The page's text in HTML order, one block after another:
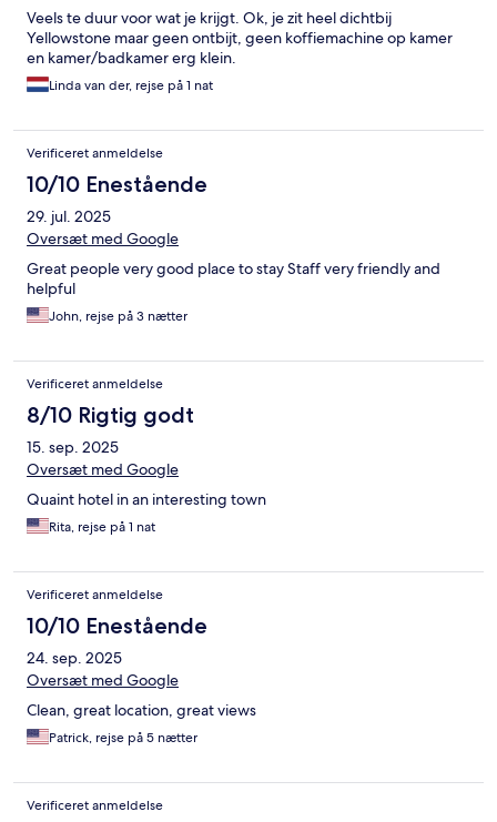
Veels te duur voor wat je krijgt. Ok, je zit heel dichtbij
Yellowstone maar geen ontbijt, geen koffiemachine op kamer
en kamer/badkamer erg klein.
Linda van der, rejse på 1 nat
Verificeret anmeldelse
10/10 Enestående
29. jul. 2025
Oversæt med Google
Great people very good place to stay Staff very friendly and
helpful
John, rejse på 3 nætter
Verificeret anmeldelse
8/10 Rigtig godt
15. sep. 2025
Oversæt med Google
Quaint hotel in an interesting town
Rita, rejse på 1 nat
Verificeret anmeldelse
10/10 Enestående
24. sep. 2025
Oversæt med Google
Clean, great location, great views
Patrick, rejse på 5 nætter
Verificeret anmeldelse